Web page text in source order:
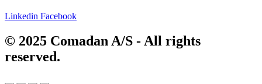
Linkedin Facebook
© 2025 Comadan A/S - All rights
reserved.